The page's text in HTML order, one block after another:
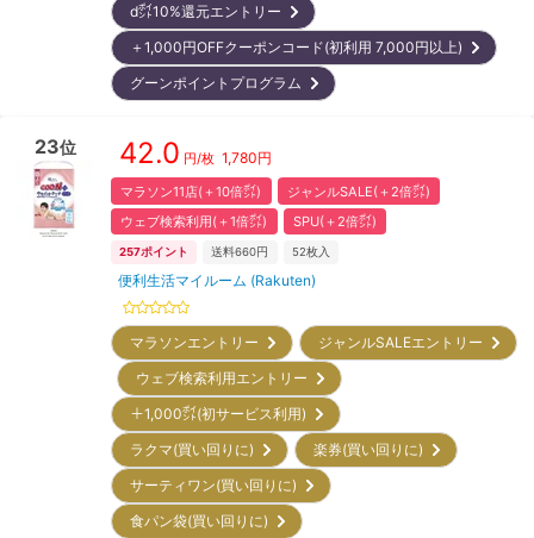
d㌽10%還元エントリー
＋1,000円OFFクーポンコード(初利用 7,000円以上)
グーンポイントプログラム
23位 42.0 円/枚 1,780円
マラソン11店(＋10倍㌽)
ジャンルSALE(＋2倍㌽)
ウェブ検索利用(＋1倍㌽)
SPU(＋2倍㌽)
257ポイント 送料660円 52枚入
便利生活マイルーム (Rakuten)
マラソンエントリー
ジャンルSALEエントリー
ウェブ検索利用エントリー
＋1,000㌽(初サービス利用)
ラクマ(買い回りに)
楽券(買い回りに)
サーティワン(買い回りに)
食パン袋(買い回りに)